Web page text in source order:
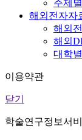
주제
해외전자자
해외
해외
대학
이용약관
닫기
학술연구정보서